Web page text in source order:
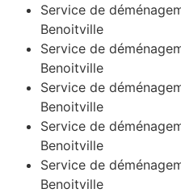
Service de
Benoitville
Service de
Benoitville
Service de
Benoitville
Service de
Benoitville
Service de
Benoitville